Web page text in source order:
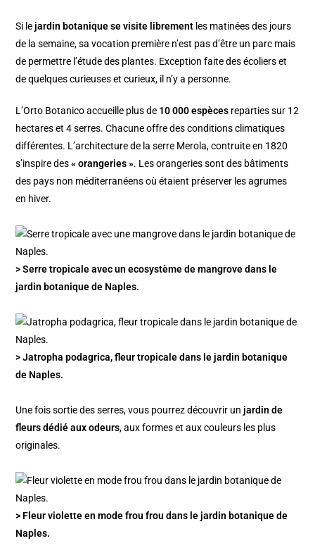
Si lejardin botanique se visite librement les matinées des jours
de la semaine, sa vocation première n’est pas d’être un parc mais
de permettre l’étude des plantes. Exception faite des écoliers et
de quelques curieuses et curieux, il n’y a personne.
L’Orto Botanico accueille plus de 10 000 espèces reparties sur 12
hectares et 4 serres. Chacune offre des conditions climatiques
différentes. L’architecture de la serre Merola, contruite en 1820
s’inspire des« orangeries ». Les orangeries sont des bâtiments
des pays non méditerranéens où étaient préserver les agrumes
en hiver.
> Serre tropicale avec un ecosystème de mangrove dans le
jardin botanique de Naples.
> Jatropha podagrica, fleur tropicale dans le jardin botanique
de Naples.
Une fois sortie des serres, vous pourrez découvrir unjardin de
fleurs dédié aux odeurs, aux formes et aux couleurs les plus
originales.
> Fleur violette en mode frou frou dans le jardin botanique de
Naples.